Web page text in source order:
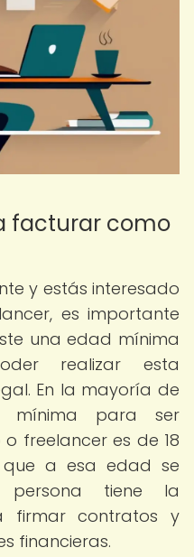
facturar como
y estás interesado
es importante
una edad mínima
realizar esta
En la mayoría de
mínima para ser
freelancer es de 18
a esa edad se
tiene la
firmar contratos y
financieras.